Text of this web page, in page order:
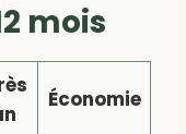
mois
Économie